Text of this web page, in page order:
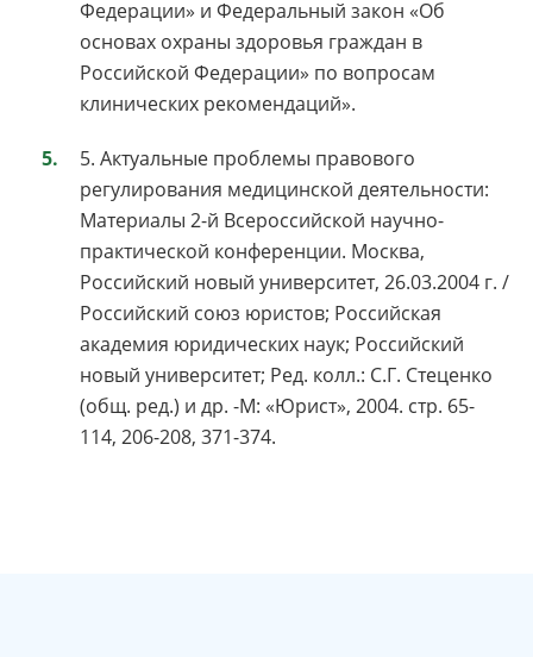
Федерации» и Федеральный закон «Об
основах охраны здоровья граждан в
Российской Федерации» по вопросам
клинических рекомендаций».
5. Актуальные проблемы правового
регулирования медицинской деятельности:
Материалы 2-й Всероссийской научно-
практической конференции. Москва,
Российский новый университет, 26.03.2004 г. /
Российский союз юристов; Российская
академия юридических наук; Российский
новый университет; Ред. колл.: С.Г. Стеценко
(общ. ред.) и др. -М: «Юрист», 2004. стр. 65-
114, 206-208, 371-374.